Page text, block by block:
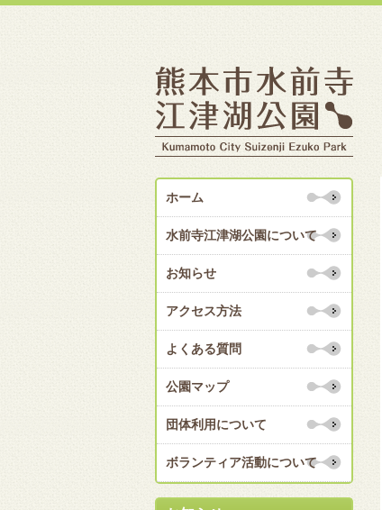
ホーム
水前寺江津湖公園について
お知らせ
アクセス方法
よくある質問
公園マップ
団体利用について
ボランティア活動について